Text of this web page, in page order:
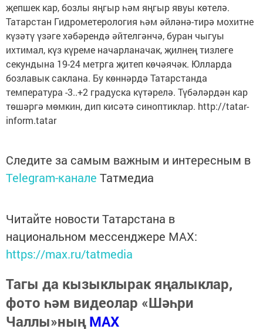
җепшек кар, бозлы яңгыр һәм яңгыр явуы көтелә.
Татарстан Гидрометерология һәм әйләнә-тирә мохитне
күзәтү үзәге хәбәрендә әйтелгәнчә, буран чыгуы
ихтимал, күз күреме начарланачак, җилнең тизлеге
секундына 19-24 метрга җитеп көчәячәк. Юлларда
бозлавык саклана. Бу көннәрдә Татарстанда
температура -3..+2 градуска күтәрелә. Түбәләрдән кар
төшәргә мөмкин, дип кисәтә синоптиклар. http://tatar-
inform.tatar
Следите за самым важным и интересным в
Telegram-канале Татмедиа
Читайте новости Татарстана в
национальном мессенджере MАХ:
https://max.ru/tatmedia
Тагы да кызыклырак яңалыклар,
фото һәм видеолар «Шәһри
Чаллы»ныңMAX